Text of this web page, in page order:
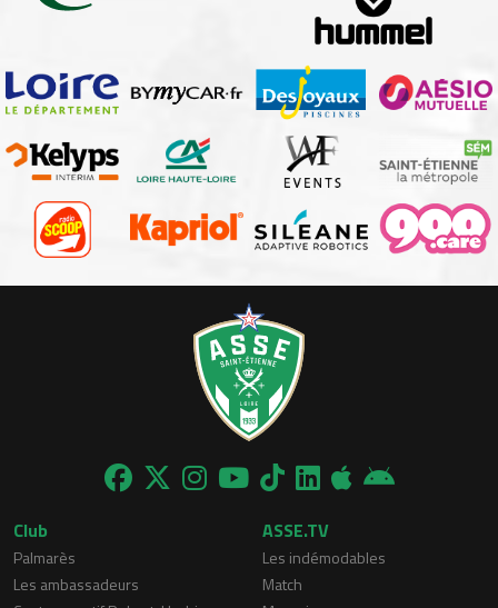
Club
Palmarès
Les ambassadeurs
ASSE.TV
Les indémodables
Match